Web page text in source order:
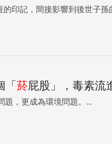
印記，間接影響到後世子孫
「菸屁股」，毒素流
題，更成為環境問題。...